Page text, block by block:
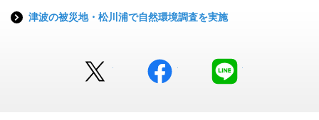
津波の被災地・松川浦で自然環境調査を実施
facebook